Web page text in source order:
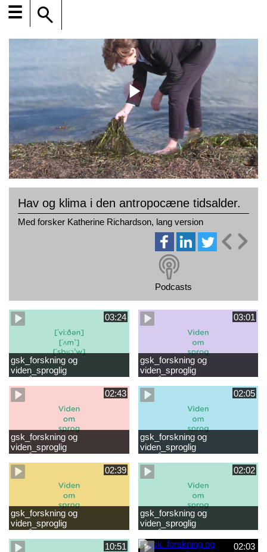
☰
Hav og klima i den antropocæne tidsalder.
Med forsker Katherine Richardson, lang version
Podcasts
03:24
gsk_forskning og
viden_sproglig
læsevanskeligheder.mp4
03:01
gsk_forskning og
viden_sproglig
første læsning 6-8 år.mp4
02:43
gsk_forskning og
viden_sproglig
forståelse_Støt dit barns
fortsatte læsning 8-10 år.mp4
02:05
gsk_forskning og
viden_sproglig
forståelse_Snak med dit barn
6 mdr-2 år.mp4
02:39
gsk_forskning og
viden_sproglig
forståelse_Snak med dit barn
2-6 år.mp4
02:02
gsk_forskning og
viden_sproglig
forståelse_Snak med din
baby 0-6 mdr.mp4
10:51 02:03